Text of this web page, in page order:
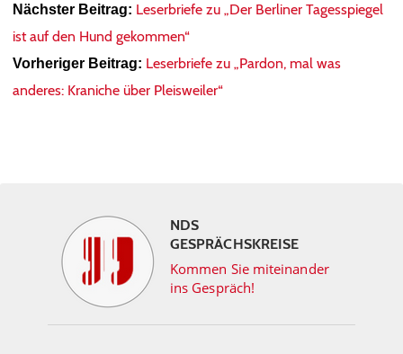
Nächster Beitrag: Leserbriefe zu „Der Berliner Tagesspiegel
ist auf den Hund gekommen“
Vorheriger Beitrag: Leserbriefe zu „Pardon, mal was
anderes: Kraniche über Pleisweiler“
NDS
GESPRÄCHSKREISE
Kommen Sie miteinander
ins Gespräch!